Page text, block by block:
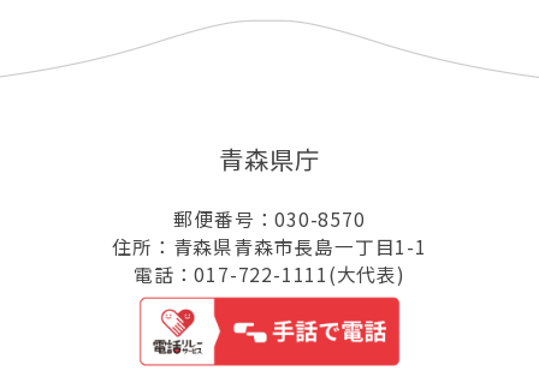
青森県庁
郵便番号：030-8570
住所：青森県青森市長島一丁目1-1
電話：017-722-1111(大代表)